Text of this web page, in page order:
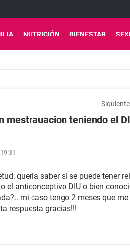
NUTRICIÓN BIENESTAR
mestrauacion teniendo el
queria saber si se puede tener
el anticonceptivo DIU o bien
mi caso tengo 2 meses que me
respuesta gracias!!!